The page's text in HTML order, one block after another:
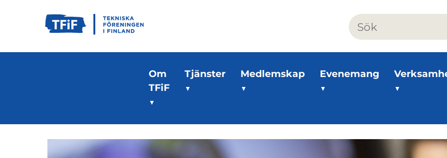
Om
TFiF
Tjänster Medlemskap Evenemang